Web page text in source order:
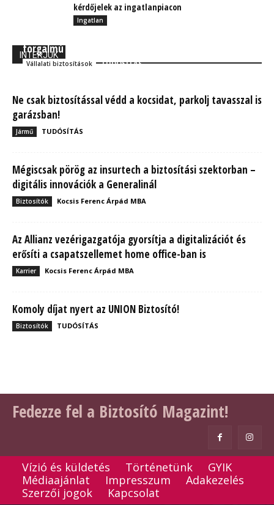
kérdőjelek az ingatlanpiacon
Ingatlan
INTERJÚK
forgalmú cégeknek recept nélkül is ajánlott
Vállalati biztosítások TUDÓSÍTÁS
Ne csak biztosítással védd a kocsidat, parkolj tavasszal is
garázsban!
Jármű TUDÓSÍTÁS
Mégiscsak pörög az insurtech a biztosítási szektorban –
digitális innovációk a Generalinál
Biztosítók Kocsis Ferenc Árpád MBA
Az Allianz vezérigazgatója gyorsítja a digitalizációt és
erősíti a csapatszellemet home office-ban is
Karrier Kocsis Ferenc Árpád MBA
Komoly díjat nyert az UNION Biztosító!
Biztosítók TUDÓSÍTÁS
Fedezze fel a Biztosító Magazint!
Vízió és küldetés Történetünk
GYIK
Médiaajánlat
Impresszum
Adakezelés
Szerzői jogok
Kapcsolat